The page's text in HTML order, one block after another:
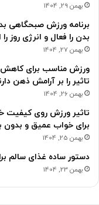
بهمن 29, 1404
برنامه ورزش صبحگاهی
بدن را فعال و انرژی روز
بهمن 27, 1404
ورزش مناسب برای کاهش
تاثیر را بر آرامش ذهن
بهمن 26, 1404
تاثیر ورزش روی کیفیت
برای خواب عمیق و بدون
بهمن 25, 1404
دستور ساده غذای سالم
بهمن 23, 1404